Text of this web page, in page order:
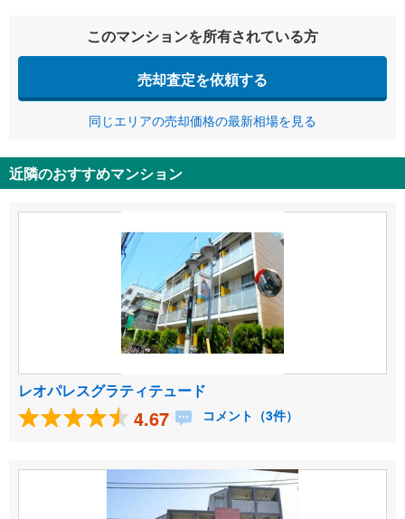
このマンションを所有されている方
売却査定を依頼する
同じエリアの売却価格の最新相場を見る
近隣のおすすめマンション
レオパレスグラティテュード
4.67 コメント（3件）